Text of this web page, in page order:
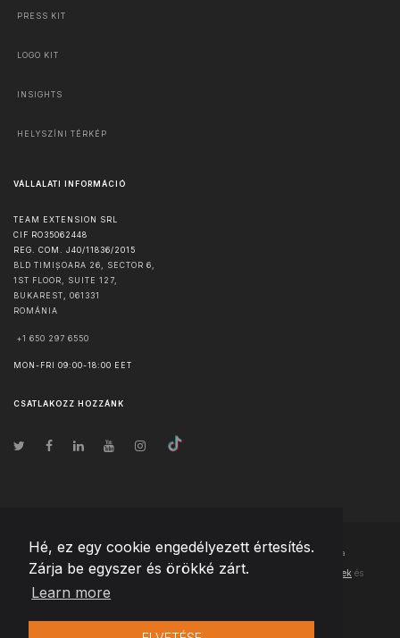
Hé, ez egy cookie engedélyezett értesítés.
Zárja be egyszer és örökké zárt.
Learn more
PRESS KIT
LOGO KIT
INSIGHTS
HELYSZÍNI TÉRKÉP
VÁLLALATI INFORMÁCIÓ
TEAM EXTENSION SRL
CIF RO35062448
REG. COM. J40/11836/2015
BLD TIMIȘOARA 26, SECTOR 6,
1ST FLOOR, SUITE 127,
BUKAREST
061331
ROMÁNIA
+1 650 297 6550
MON-FRI 09:00-18:00 EET
CSATLAKOZZ HOZZÁNK
© Szerzői jog2026 Team Extension Hungary- Minden jog fenntartva
Changelog ● Ezen webhely használatával elfogadja Használati feltételek és